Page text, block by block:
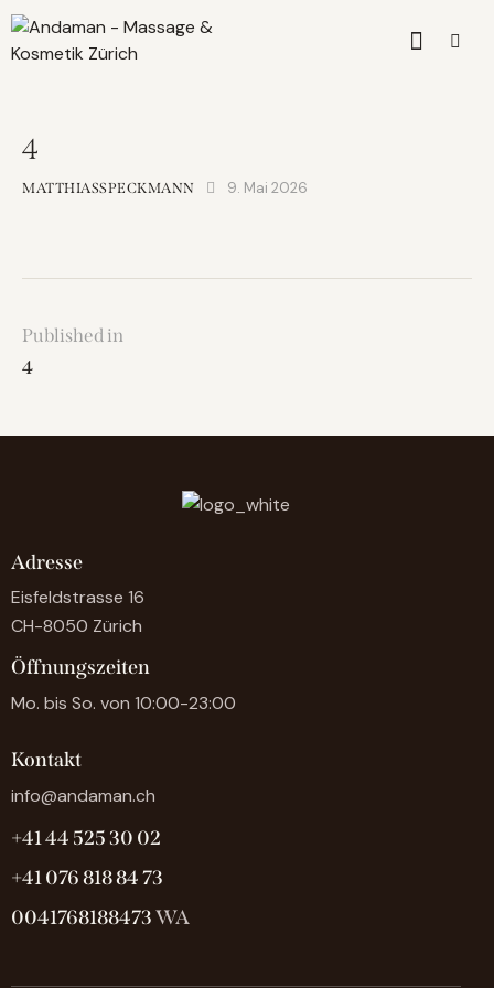
4
MATTHIASSPECKMANN 9. Mai 2026
Published in
4
Adresse
Eisfeldstrasse 16
CH-8050 Zürich
Öffnungszeiten
Mo. bis So. von 10:00-23:00
Kontakt
info@andaman.ch
+41 44 525 30 02
+41 076 818 84 73
0041768188473WA